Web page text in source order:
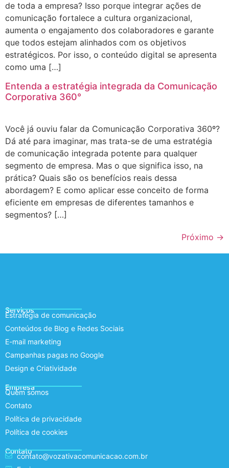
de toda a empresa? Isso porque integrar ações de
comunicação fortalece a cultura organizacional,
aumenta o engajamento dos colaboradores e garante
que todos estejam alinhados com os objetivos
estratégicos. Por isso, o conteúdo digital se apresenta
como uma […]
Entenda a estratégia integrada da Comunicação
Corporativa 360°
Você já ouviu falar da Comunicação Corporativa 360º?
Dá até para imaginar, mas trata-se de uma estratégia
de comunicação integrada potente para qualquer
segmento de empresa. Mas o que significa isso, na
prática? Quais são os benefícios reais dessa
abordagem? E como aplicar esse conceito de forma
eficiente em empresas de diferentes tamanhos e
segmentos? […]
Próximo →
Serviços
Estratégia de comunicação
Conteúdos de Blog e Redes Sociais
E-mail marketing
Campanhas pagas no Google
Design e Criatividade
Empresa
Quem somos
Contato
Política de privacidade
Política de cookies
Contato
contato@vozativacomunicacao.com.br